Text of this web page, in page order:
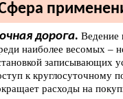
дорога. Ведение
наиболее весомых –
записывающих
к круглосуточному
расходы на